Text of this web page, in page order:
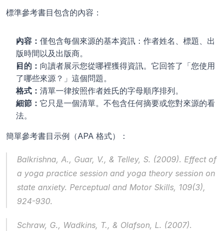
標準參考書目包含的內容：
內容： 僅包含每個來源的基本資訊：作者姓名、標題、出
版時間以及出版商。
目的： 向讀者展示您從哪裡獲得資訊。它回答了「您使用
了哪些來源？」這個問題。
格式： 清單一律按照作者姓氏的字母順序排列。
細節： 它只是一個清單。不包含任何摘要或您對來源的看
法。
簡單參考書目示例（APA 格式）：
Balkrishna, A., Guar, V., & Telley, S. (2009). Effect of
a yoga practice session and yoga theory session on
state anxiety. Perceptual and Motor Skills, 109(3),
924-930.
Schraw, G., Wadkins, T., & Olafson, L. (2007).